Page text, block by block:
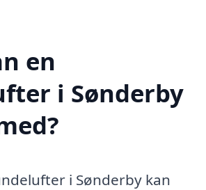
en
i Sønderby
i Sønderby kan